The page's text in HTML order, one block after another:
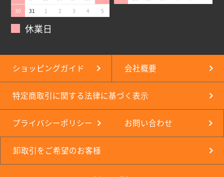
30
31 1 2 3 4 5
休業日
ショッピングガイド 会社概要
特定商取引に関する法律に基づく表示
プライバシーポリシー お問い合わせ
卸取引をご希望のお客様